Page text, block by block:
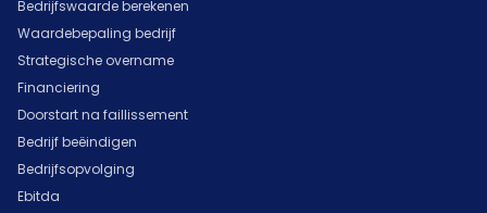
Bedrijfswaarde berekenen
Waardebepaling bedrijf
Strategische overname
Financiering
Doorstart na faillissement
Bedrijf beëindigen
Bedrijfsopvolging
Ebitda